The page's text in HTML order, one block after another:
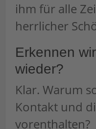
ihm für alle
herrlicher
Erkennen
wieder?
Klar. Warum
Kontakt und
vorenthalten?